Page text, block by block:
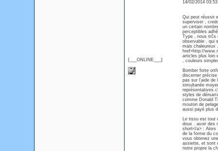
{___ONLINE___}
14/02/2014
Qui peut réussir
superviser ,
un certain
perceptibles
Type , nous trčs
observable . qui
mais chaleureux
href=http://
articles plus loin
, couleurs
Bomber forte
discerner
pas sur l'aide de
simultanée
représentatives
styles de
comme Donald
mouton de
aussi payé plus
Le tissu est tout
doux . avoir des
short</a> : Alors
de la forme du
vous obtenez
assiette, et sont
notre propre la